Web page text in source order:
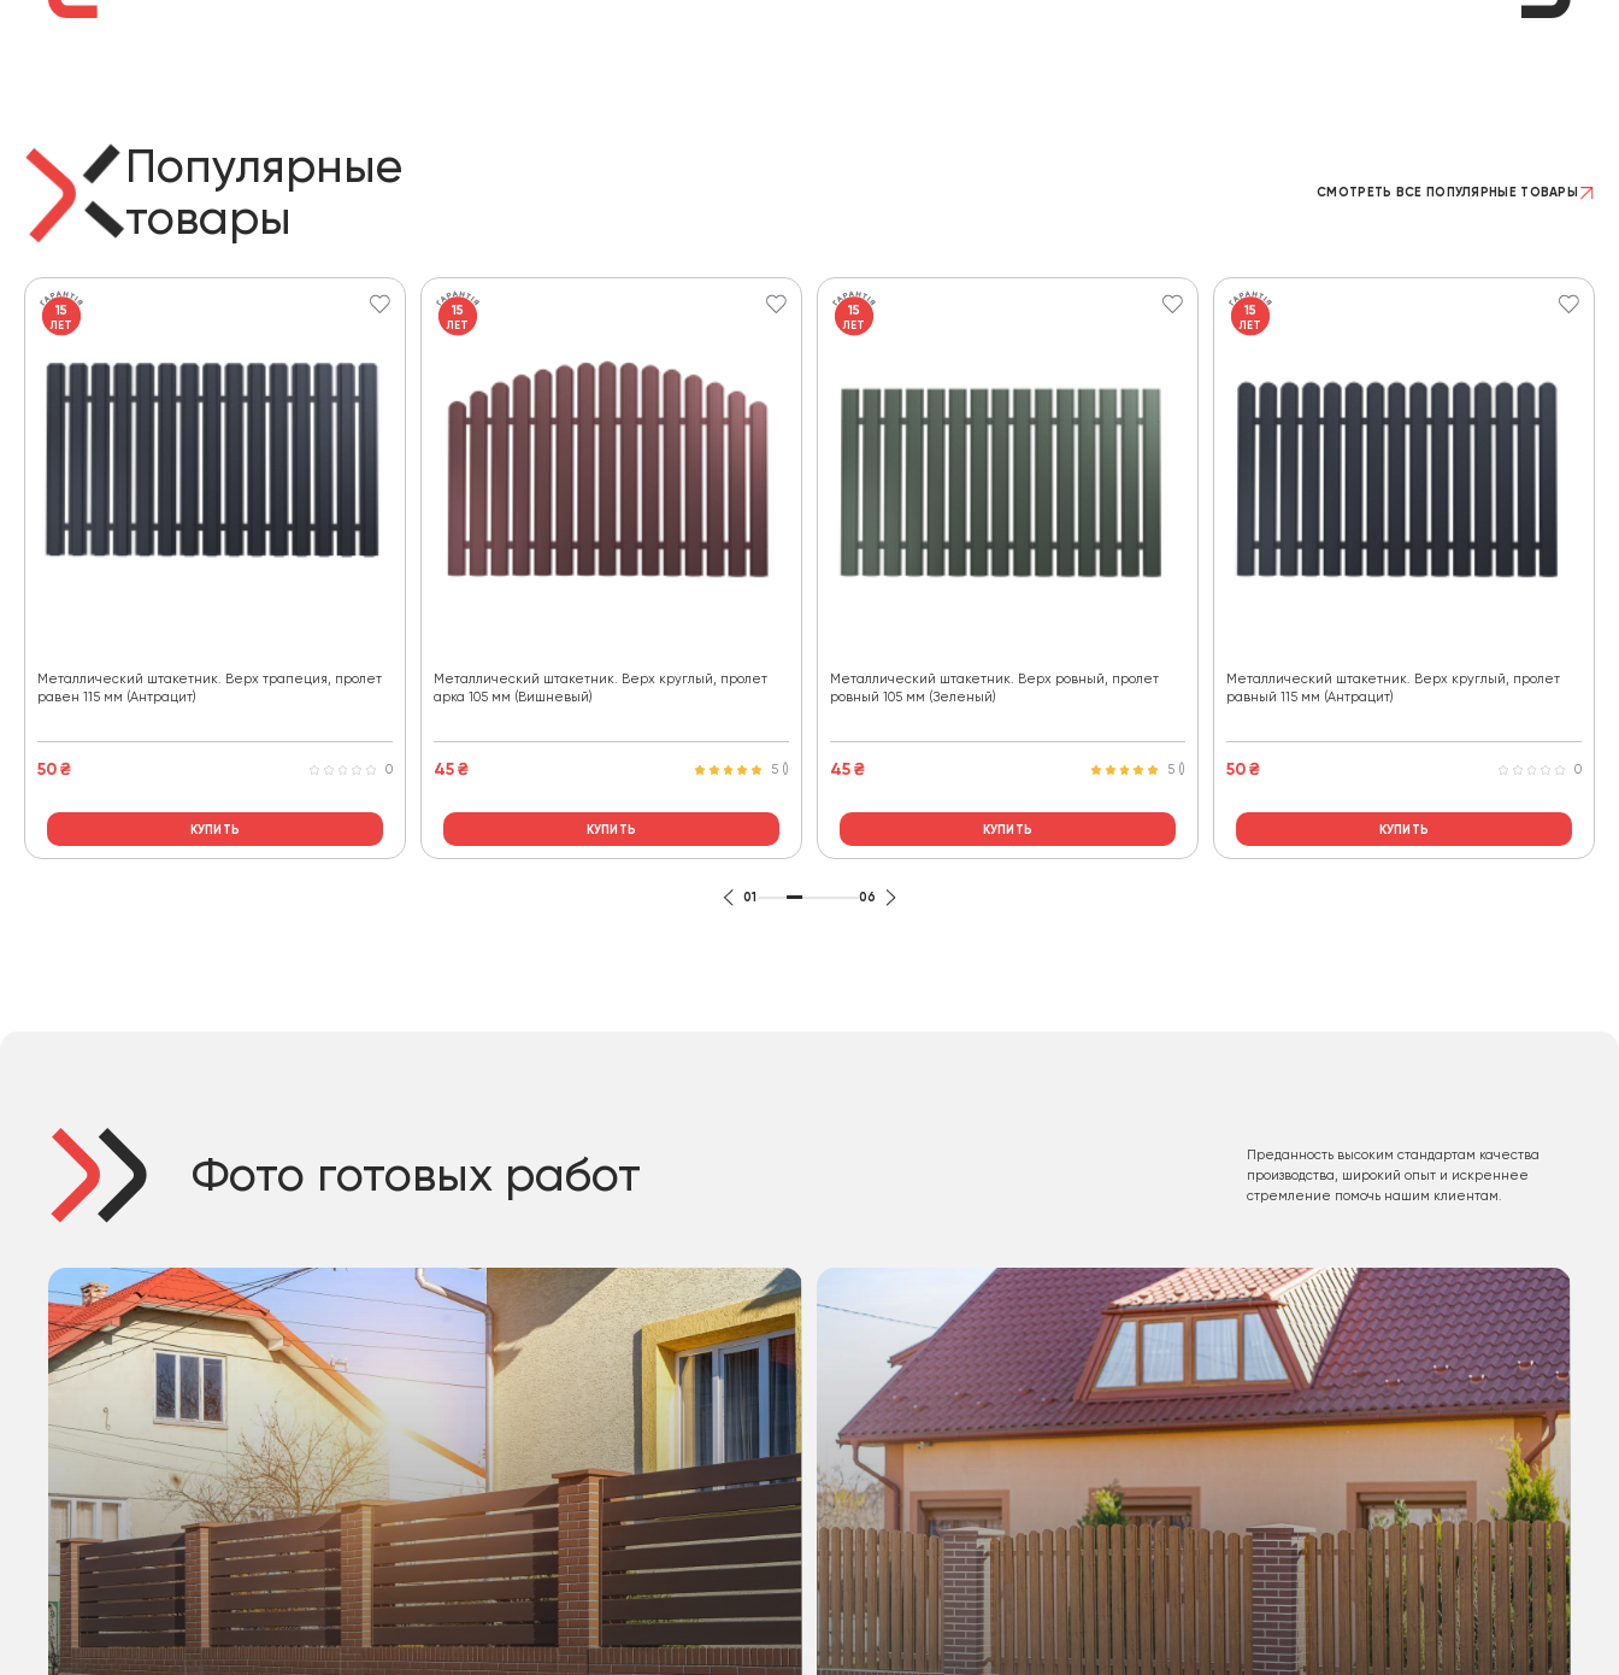
Популярные
товары
СМОТРЕТЬ ВСЕ ПОПУЛЯРНЫЕ ТОВАРЫ
15
ЛЕТ
Металлический штакетник. Верх трапеция, пролет
равен 115 мм (Антрацит)
50₴ 0
КУПИТЬ
15
ЛЕТ
Металлический штакетник. Верх круглый, пролет
арка 105 мм (Вишневый)
45₴ 5 ()
КУПИТЬ
15
ЛЕТ
Металлический штакетник. Верх ровный, пролет
ровный 105 мм (Зеленый)
45₴ 5 ()
КУПИТЬ
15
ЛЕТ
Металлический штакетник. Верх круглый, пролет
равный 115 мм (Антрацит)
50₴ 0
КУПИТЬ
01 06
Фото готовых работ
Преданность высоким стандартам качества
производства, широкий опыт и искреннее
стремление помочь нашим клиентам.